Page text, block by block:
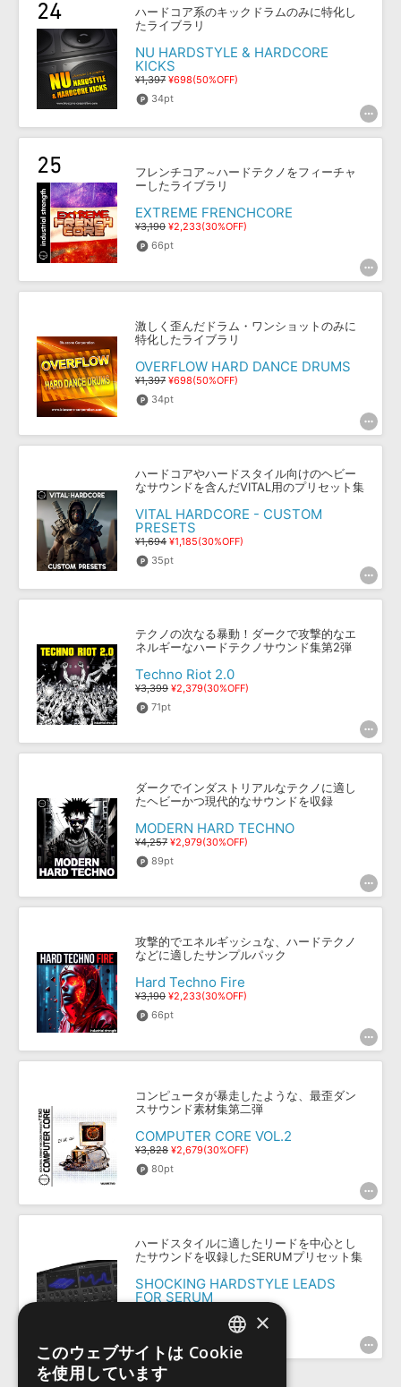
ハードコア系のキックドラムのみに特化し
たライブラリ
NU HARDSTYLE & HARDCORE
KICKS
¥1,397 ¥698(50%OFF)
34pt
フレンチコア～ハードテクノをフィーチャ
ーしたライブラリ
EXTREME FRENCHCORE
¥3,190 ¥2,233(30%OFF)
66pt
激しく歪んだドラム・ワンショットのみに
特化したライブラリ
OVERFLOW HARD DANCE DRUMS
¥1,397 ¥698(50%OFF)
34pt
ハードコアやハードスタイル向けのヘビー
なサウンドを含んだVITAL用のプリセット集
VITAL HARDCORE - CUSTOM
PRESETS
¥1,694 ¥1,185(30%OFF)
35pt
テクノの次なる暴動！ダークで攻撃的なエ
ネルギーなハードテクノサウンド集第2弾
Techno Riot 2.0
¥3,399 ¥2,379(30%OFF)
71pt
ダークでインダストリアルなテクノに適し
たヘビーかつ現代的なサウンドを収録
MODERN HARD TECHNO
¥4,257 ¥2,979(30%OFF)
89pt
攻撃的でエネルギッシュな、ハードテクノ
などに適したサンプルパック
Hard Techno Fire
¥3,190 ¥2,233(30%OFF)
66pt
コンピュータが暴走したような、最歪ダン
スサウンド素材集第二弾
COMPUTER CORE VOL.2
¥3,828 ¥2,679(30%OFF)
80pt
ハードスタイルに適したリードを中心とし
たサウンドを収録したSERUMプリセット集
SHOCKING HARDSTYLE LEADS
FOR SERUM
ENGLISH
×
このウェブサイトは Cookie
を使用しています